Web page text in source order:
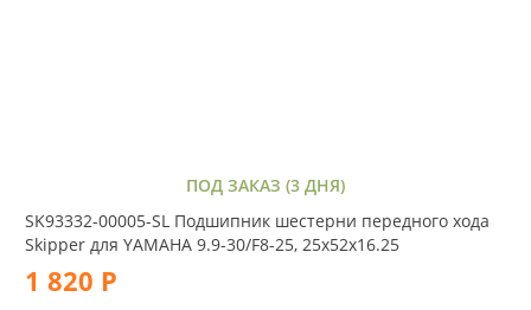
ПОД ЗАКАЗ (3 ДНЯ)
SK93332-00005-SL Подшипник шестерни передного хода
Skipper для YAMAHA 9.9-30/F8-25, 25х52х16.25
1 820 Р